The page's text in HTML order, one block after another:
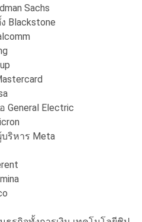
Sachs
Blackstone
General Electric
บริหาร Meta